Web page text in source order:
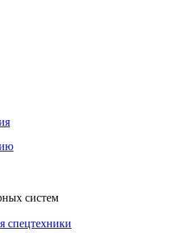
систем
спецтехники